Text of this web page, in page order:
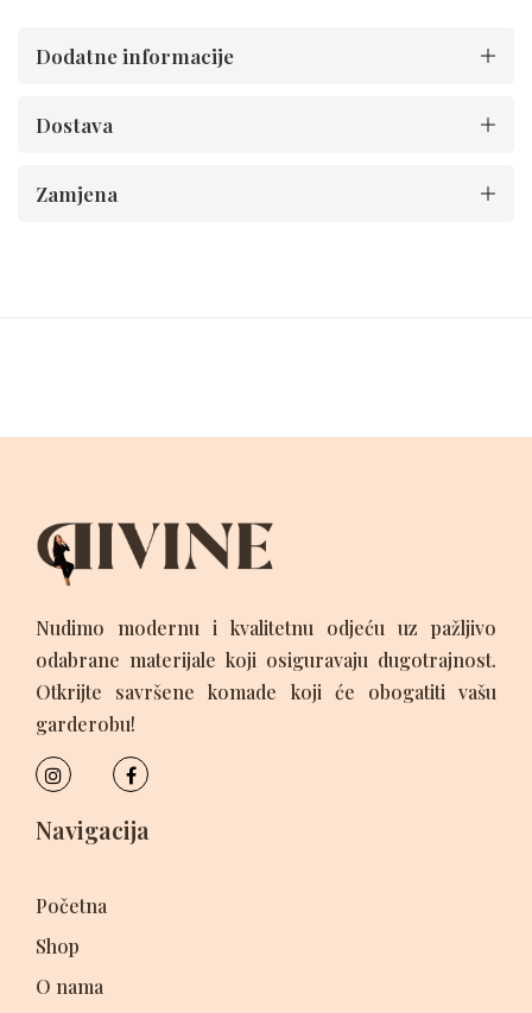
Dodatne informacije
Dostava
Zamjena
Nudimo modernu i kvalitetnu odjeću uz pažljivo
odabrane materijale koji osiguravaju dugotrajnost.
Otkrijte savršene komade koji će obogatiti vašu
garderobu!
Navigacija
Početna
Shop
O nama